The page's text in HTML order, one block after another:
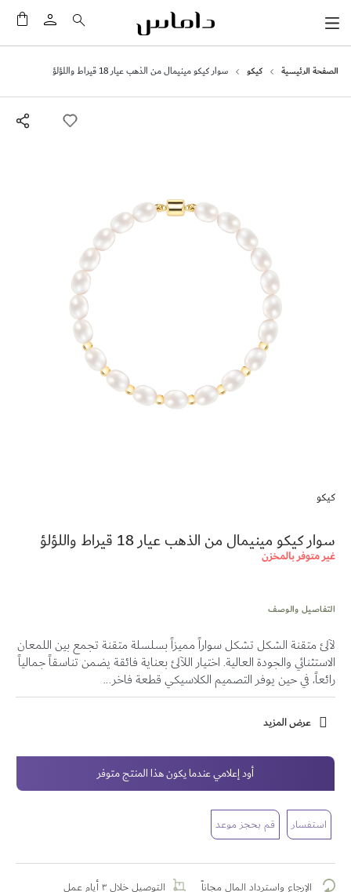
الصفحة الرئيسية كيكو سوار كيكو مينيمال من الذهب عيار 18 قيراط واللؤلؤ
بداية
الصور
كيكو
سوار كيكو مينيمال من الذهب عيار 18 قيراط واللؤلؤ
غير متوفر بالمخزن
التفاصيل والوصف
لآلئ متقنة الشكل تشكل سواراً مميزاً بسلسلة متقنة تجمع بين اللمعان
الاستثنائي والجودة العالية. اختيار اللآلئ بعناية فائقة يضمن تناسقاً جمالياً
رائعاً، في حين يوفر التصميم الكلاسيكي قطعة فاخر...
عرض المزيد
أود إعلامي عندما يكون هذا المنتج متوفر
استفسار قم بحجز موعد
الإرجاع واسترداد المال مجاناً التوصيل خلال ٣ أيام عمل